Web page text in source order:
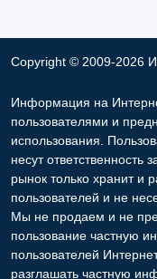
Copyright © 2009-2026
Информация на
пользователями и
использования.
несут
рынок только хранит и
пользователей и не
Мы не продаем и не
пользование частную
пользователей
разглашать частную